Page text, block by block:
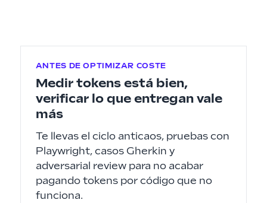
ANTES DE OPTIMIZAR COSTE
Medir tokens está bien,
verificar lo que entregan vale
más
Te llevas el ciclo anticaos, pruebas con
Playwright, casos Gherkin y
adversarial review para no acabar
pagando tokens por código que no
funciona.